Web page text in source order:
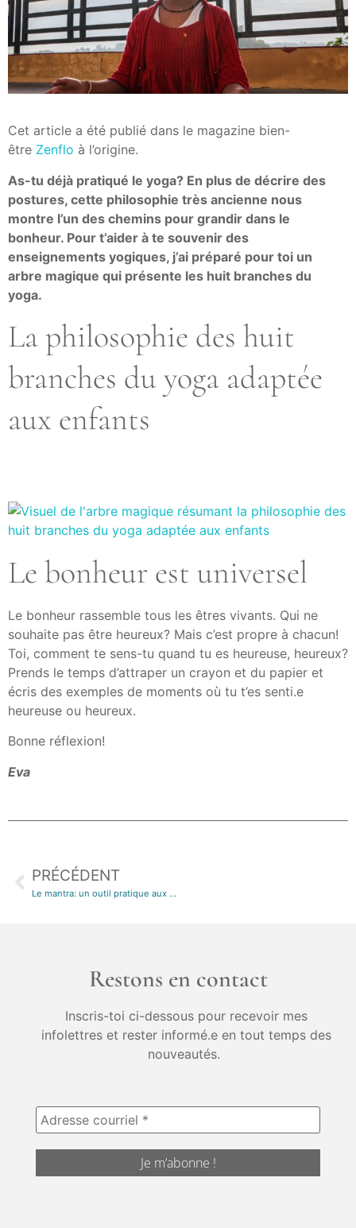
Cet article a été publié dans le magazine bien-
être Zenflo à l’origine.
As-tu déjà pratiqué le yoga? En plus de décrire des
postures, cette philosophie très ancienne nous
montre l’un des chemins pour grandir dans le
bonheur. Pour t’aider à te souvenir des
enseignements yogiques, j’ai préparé pour toi un
arbre magique qui présente les huit branches du
yoga.
La philosophie des huit
branches du yoga adaptée
aux enfants
Le bonheur est universel
Le bonheur rassemble tous les êtres vivants. Qui ne
souhaite pas être heureux? Mais c’est propre à chacun!
Toi, comment te sens-tu quand tu es heureuse, heureux?
Prends le temps d’attraper un crayon et du papier et
écris des exemples de moments où tu t’es senti.e
heureuse ou heureux.
Bonne réflexion!
Eva
PRÉCÉDENT
Le mantra: un outil pratique aux bienfaits multiples
Restons en contact
Inscris-toi ci-dessous pour recevoir mes
infolettres et rester informé.e en tout temps des
nouveautés.